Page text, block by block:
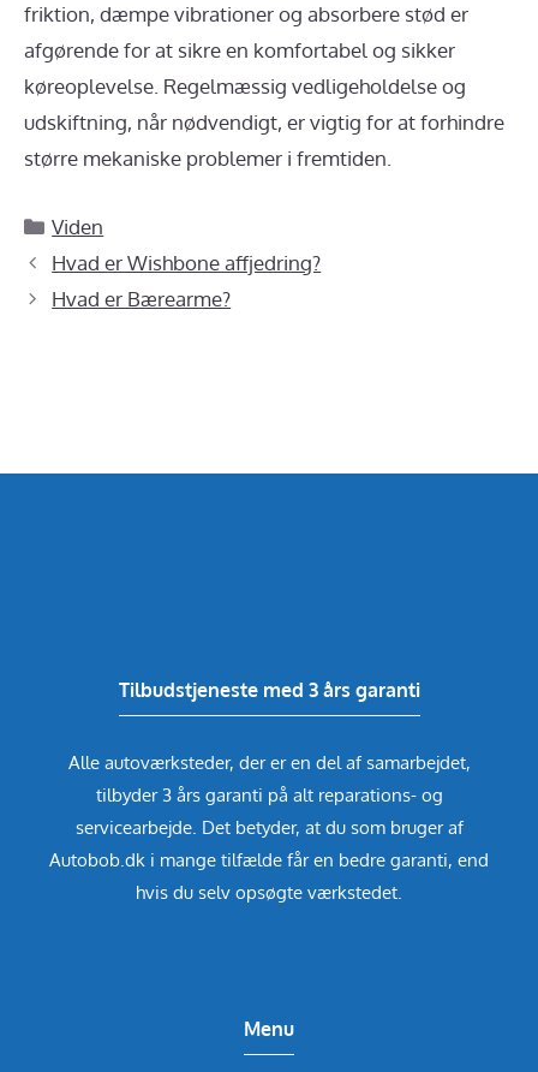
friktion, dæmpe vibrationer og absorbere stød er
afgørende for at sikre en komfortabel og sikker
køreoplevelse. Regelmæssig vedligeholdelse og
udskiftning, når nødvendigt, er vigtig for at forhindre
større mekaniske problemer i fremtiden.
Kategorier
Viden
Hvad er Wishbone affjedring?
Hvad er Bærearme?
Tilbudstjeneste med 3 års garanti
Alle autoværksteder, der er en del af samarbejdet,
tilbyder 3 års garanti på alt reparations- og
servicearbejde. Det betyder, at du som bruger af
Autobob.dk i mange tilfælde får en bedre garanti, end
hvis du selv opsøgte værkstedet.
Menu